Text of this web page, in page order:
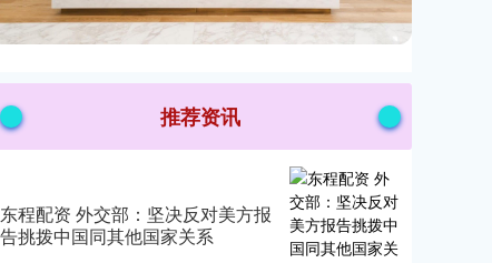
推荐资讯
东程配资 外交部：坚决反对美方报
告挑拨中国同其他国家关系